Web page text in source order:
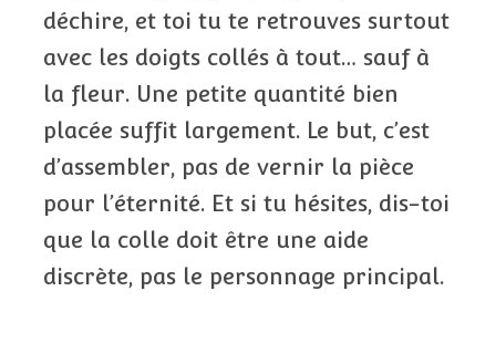
déchire, et toi tu te retrouves surtout
avec les doigts collés à tout… sauf à
la fleur. Une petite quantité bien
placée suffit largement. Le but, c’est
d’assembler, pas de vernir la pièce
pour l’éternité. Et si tu hésites, dis-toi
que la colle doit être une aide
discrète, pas le personnage principal.